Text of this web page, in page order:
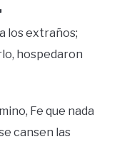
los extraños;
hospedaron
Fe que nada
cansen las